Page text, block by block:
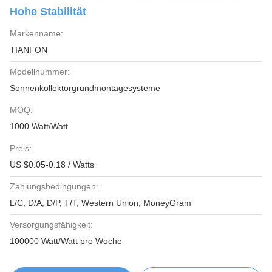
Hohe Stabilität
Markenname:
TIANFON
Modellnummer:
Sonnenkollektorgrundmontagesysteme
MOQ:
1000 Watt/Watt
Preis:
US $0.05-0.18 / Watts
Zahlungsbedingungen:
L/C, D/A, D/P, T/T, Western Union, MoneyGram
Versorgungsfähigkeit:
100000 Watt/Watt pro Woche